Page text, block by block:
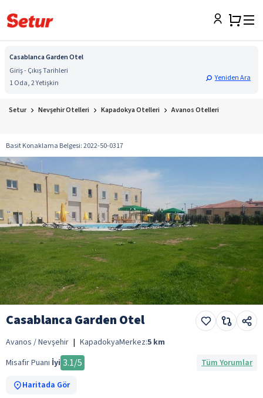
Casablanca Garden Otel
Giriş - Çıkış Tarihleri
1 Oda, 2 Yetişkin
Yeniden Ara
Setur Nevşehir Otelleri Kapadokya Otelleri Avanos Otelleri
Basit Konaklama Belgesi:2022-50-0317
Casablanca Garden Otel
Avanos / Nevşehir | KapadokyaMerkez:5 km
Misafir Puanı İyi 3.1/5
Tüm Yorumlar
Haritada Gör